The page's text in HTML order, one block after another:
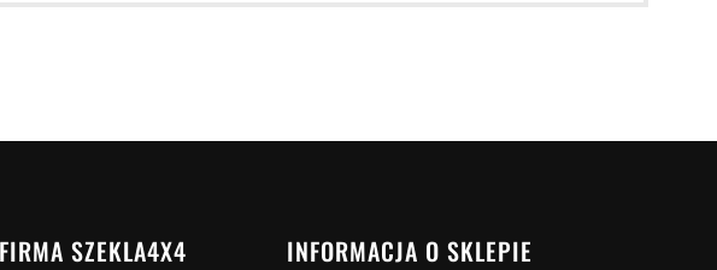
SZEKLA4X4 INFORMACJA O SKLEPIE